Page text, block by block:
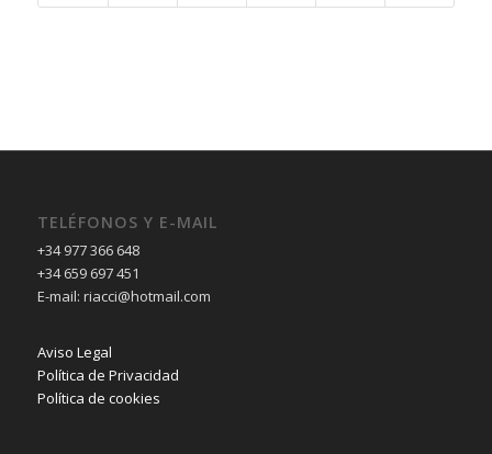
TELÉFONOS Y E-MAIL
+34 977 366 648
+34 659 697 451
E-mail: riacci@hotmail.com
Aviso Legal
Política de Privacidad
Política de cookies